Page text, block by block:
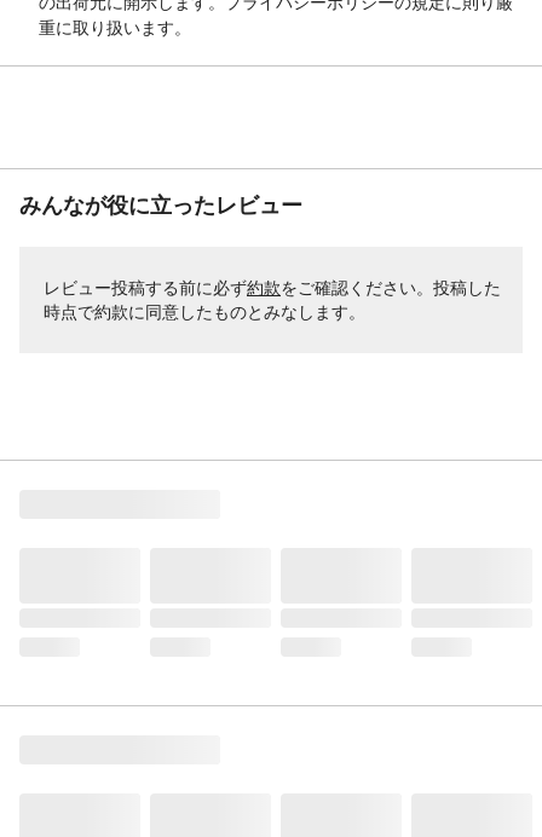
重に取り扱います。
みんなが役に立ったレビュー
レビュー投稿する前に必ず約款をご確認ください。投稿した
時点で約款に同意したものとみなします。